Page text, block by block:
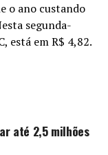
o ano custando
segunda-
está em R$ 4,82.
até 2,5 milhões